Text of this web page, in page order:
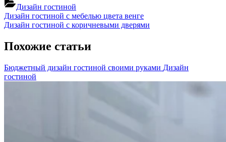
Дизайн гостиной
Навигация
по
записям
Previous
Post:
Дизайн гостиной с мебелью цвета венге
Next
Дизайн гостиной с коричневыми дверями
Похожие статьи
Бюджетный дизайн гостиной своими руками Дизайн
гостиной